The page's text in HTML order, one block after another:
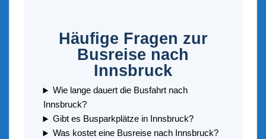
Häufige Fragen zur
Busreise nach
Innsbruck
Wie lange dauert die Busfahrt nach
Innsbruck?
Gibt es Busparkplätze in Innsbruck?
Was kostet eine Busreise nach Innsbruck?